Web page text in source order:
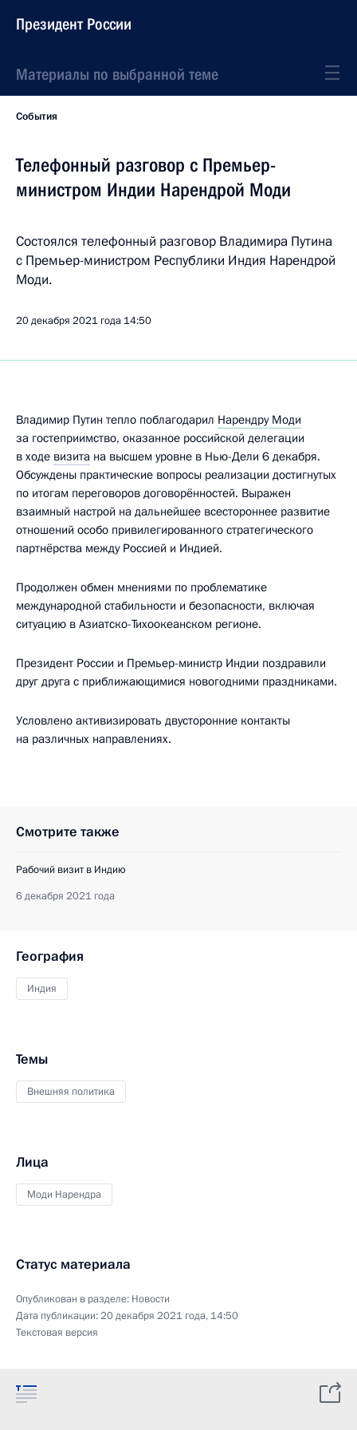
Президент России
Материалы по выбранной теме
События
Телефонный разговор с Премьер-
министром Индии Нарендрой Моди
Состоялся телефонный разговор Владимира Путина
с Премьер-министром Республики Индия Нарендрой
Моди.
20 декабря 2021 года 14:50
Владимир Путин тепло поблагодарил Нарендру Моди
за гостеприимство, оказанное российской делегации
в ходе визита на высшем уровне в Нью-Дели 6 декабря.
Обсуждены практические вопросы реализации достигнутых
по итогам переговоров договорённостей. Выражен
взаимный настрой на дальнейшее всестороннее развитие
отношений особо привилегированного стратегического
партнёрства между Россией и Индией.
Продолжен обмен мнениями по проблематике
международной стабильности и безопасности, включая
ситуацию в Азиатско-Тихоокеанском регионе.
Президент России и Премьер-министр Индии поздравили
друг друга с приближающимися новогодними праздниками.
Условлено активизировать двусторонние контакты
на различных направлениях.
Смотрите также
Рабочий визит в Индию
6 декабря 2021 года
География
Индия
Темы
Внешняя политика
Лица
Моди Нарендра
Статус материала
Опубликован в разделе: Новости
Дата публикации:20 декабря 2021 года, 14:50
Текстовая версия